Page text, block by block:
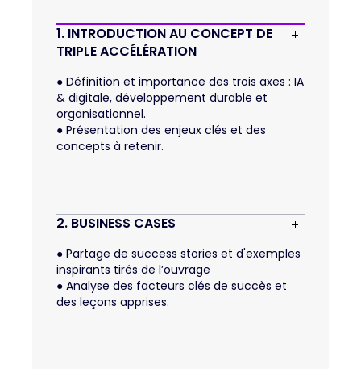
1. INTRODUCTION AU CONCEPT DE
TRIPLE ACCÉLÉRATION
● Définition et importance des trois axes : IA
& digitale, développement durable et
organisationnel.
● Présentation des enjeux clés et des
concepts à retenir.
2. BUSINESS CASES
● Partage de success stories et d'exemples
inspirants tirés de l’ouvrage
● Analyse des facteurs clés de succès et
des leçons apprises.